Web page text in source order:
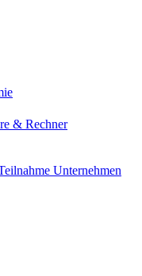
& Rechner
Unternehmen